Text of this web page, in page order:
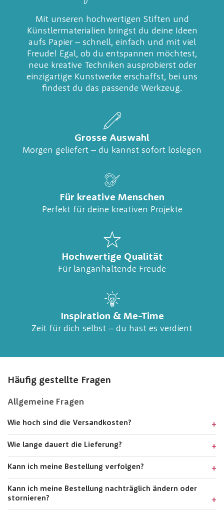
Mit unseren hochwertigen Stiften und
Künstlermaterialien bringst du deine Ideen
aufs Papier – schnell, einfach und mit viel
Freude! Egal, ob du entspannen möchtest,
neue kreative Techniken ausprobierst oder
einzigartige Kunstwerke erschaffst, bei uns
findest du das passende Werkzeug.
Grosse Auswahl
Morgen geliefert – du kannst sofort loslegen
Für kreative Menschen
Perfekt für deine kreativen Projekte
Hochwertige Qualität
Für langanhaltende Freude
Inspiration & Me-Time
Zeit für dich selbst – du hast es verdient
Häufig gestellte Fragen
Allgemeine Fragen
Wie hoch sind die Versandkosten?
Wie lange dauert die Lieferung?
Kann ich meine Bestellung verfolgen?
Kann ich meine Bestellung nachträglich ändern oder
stornieren?